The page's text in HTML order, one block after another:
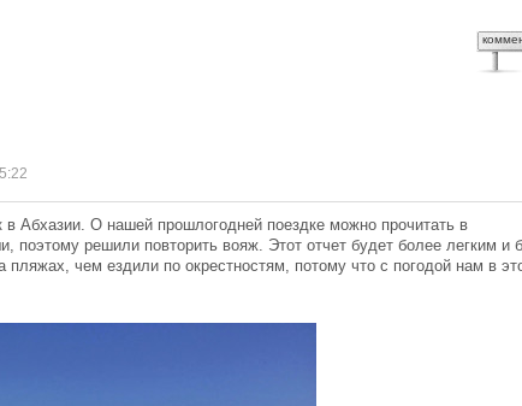
Абхазии. О нашей прошлогодней поездке можно прочитать в
решили повторить вояж. Этот отчет будет более легким и
чем ездили по окрестностям, потому что с погодой нам в